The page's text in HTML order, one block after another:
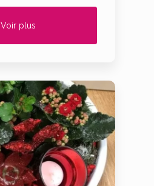
Voir plus